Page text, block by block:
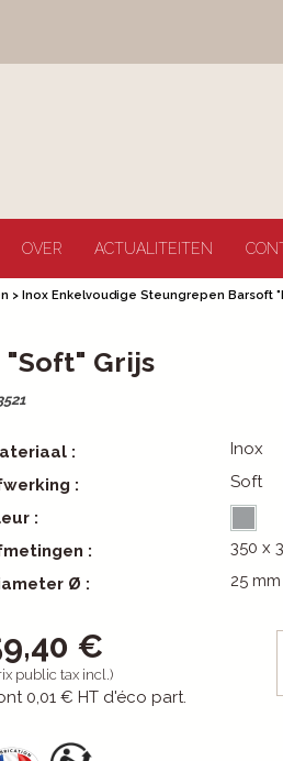
OVER ACTUALITEITEN
> Inox Enkelvoudige Steungrepen Barsoft
"Soft" Grijs
:
Inox
:
Soft
:
:
350 x
Ø :
25 mm
€
public tax incl.)
0,01 € HT d'éco part.